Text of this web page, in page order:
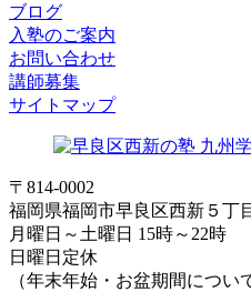
ブログ
入塾のご案内
お問い合わせ
講師募集
サイトマップ
〒814-0002
福岡県福岡市早良区西新５丁
月曜日～土曜日 15時～22時
日曜日定休
（年末年始・お盆期間につい